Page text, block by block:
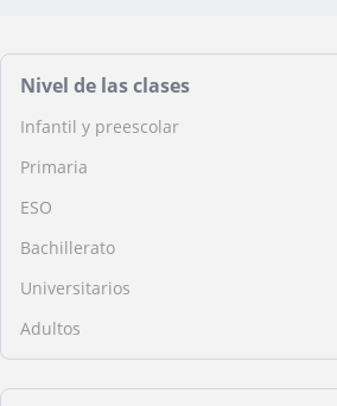
Nivel de las clases
Infantil y preescolar
Primaria
ESO
Bachillerato
Universitarios
Adultos